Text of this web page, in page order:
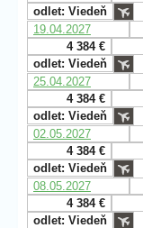
odlet: Viedeň
19.04.2027
4 384 €
odlet: Viedeň
25.04.2027
4 384 €
odlet: Viedeň
02.05.2027
4 384 €
odlet: Viedeň
08.05.2027
4 384 €
odlet: Viedeň